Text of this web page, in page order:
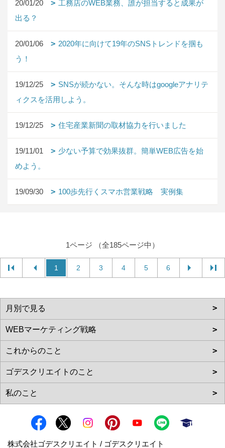
20/01/20
工務店のWEB業務、誰が担当すると成果が
出る？
20/01/06
2020年に向けて19年のSNSトレンドを掴も
う！
19/12/25
SNSが続かない。そんな時はgoogleアナリテ
ィクスを活用しよう。
19/12/25 住宅産業新聞の取材協力を行いました
19/11/01
少ない予算で効果抜群。簡単WEB広告を始
めよう。
19/09/30 100歩先行くスマホ営業戦略 実例集
1ページ （全185ページ中）
1 2 3 4 5 6
株式会社ゴデスクリエイト / ゴデスクリエイト